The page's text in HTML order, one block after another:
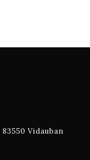
Vidauban